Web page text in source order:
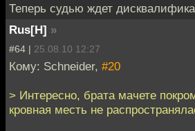
Теперь судью ждет
Rus[H] »
#64 | 25.08.10 12:27
Кому: Schneider, #20
> Интересно, брата мачете
кровная месть не